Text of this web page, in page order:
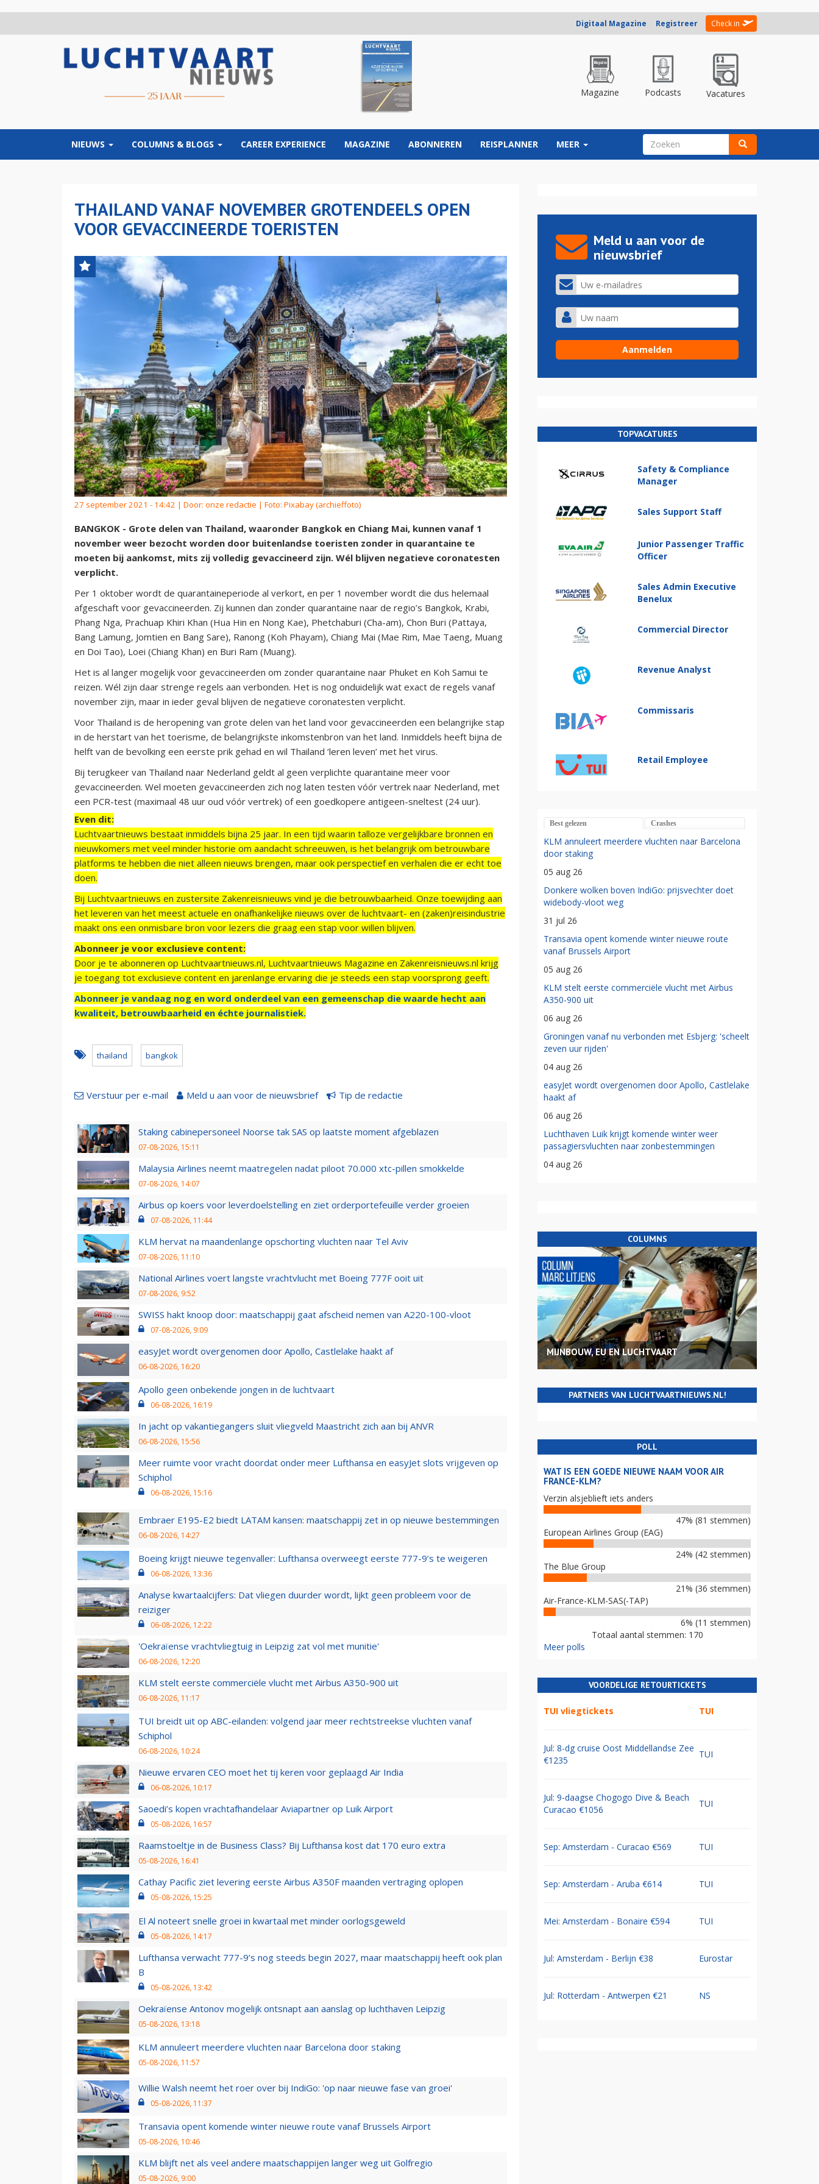
Digitaal Magazine Registreer Check in
Magazine Podcasts Vacatures
NIEUWS COLUMNS & BLOGS CAREER EXPERIENCE MAGAZINE ABONNEREN REISPLANNER MEER ZOEKVELD
THAILAND VANAF NOVEMBER GROTENDEELS OPEN
VOOR GEVACCINEERDE TOERISTEN
27 september 2021 - 14:42 | Door: onze redactie | Foto: Pixabay (archieffoto)
BANGKOK - Grote delen van Thailand, waaronder Bangkok en Chiang Mai, kunnen vanaf 1
november weer bezocht worden door buitenlandse toeristen zonder in quarantaine te
moeten bij aankomst, mits zij volledig gevaccineerd zijn. Wél blijven negatieve coronatesten
verplicht.
Per 1 oktober wordt de quarantaineperiode al verkort, en per 1 november wordt die dus helemaal
afgeschaft voor gevaccineerden. Zij kunnen dan zonder quarantaine naar de regio’s Bangkok, Krabi,
Phang Nga, Prachuap Khiri Khan (Hua Hin en Nong Kae), Phetchaburi (Cha-am), Chon Buri (Pattaya,
Bang Lamung, Jomtien en Bang Sare), Ranong (Koh Phayam), Chiang Mai (Mae Rim, Mae Taeng, Muang
en Doi Tao), Loei (Chiang Khan) en Buri Ram (Muang).
Het is al langer mogelijk voor gevaccineerden om zonder quarantaine naar Phuket en Koh Samui te
reizen. Wél zijn daar strenge regels aan verbonden. Het is nog onduidelijk wat exact de regels vanaf
november zijn, maar in ieder geval blijven de negatieve coronatesten verplicht.
Voor Thailand is de heropening van grote delen van het land voor gevaccineerden een belangrijke stap
in de herstart van het toerisme, de belangrijkste inkomstenbron van het land. Inmiddels heeft bijna de
helft van de bevolking een eerste prik gehad en wil Thailand ‘leren leven’ met het virus.
Bij terugkeer van Thailand naar Nederland geldt al geen verplichte quarantaine meer voor
gevaccineerden. Wel moeten gevaccineerden zich nog laten testen vóór vertrek naar Nederland, met
een PCR-test (maximaal 48 uur oud vóór vertrek) of een goedkopere antigeen-sneltest (24 uur).
Even dit:
Luchtvaartnieuws bestaat inmiddels bijna 25 jaar. In een tijd waarin talloze vergelijkbare bronnen en
nieuwkomers met veel minder historie om aandacht schreeuwen, is het belangrijk om betrouwbare
platforms te hebben die niet alleen nieuws brengen, maar ook perspectief en verhalen die er echt toe
doen.
Bij Luchtvaartnieuws en zustersite Zakenreisnieuws vind je die betrouwbaarheid. Onze toewijding aan
het leveren van het meest actuele en onafhankelijke nieuws over de luchtvaart- en (zaken)reisindustrie
maakt ons een onmisbare bron voor lezers die graag een stap voor willen blijven.
Abonneer je voor exclusieve content:
Door je te abonneren op Luchtvaartnieuws.nl, Luchtvaartnieuws Magazine en Zakenreisnieuws.nl krijg
je toegang tot exclusieve content en jarenlange ervaring die je steeds een stap voorsprong geeft.
Abonneer je vandaag nog en word onderdeel van een gemeenschap die waarde hecht aan
kwaliteit, betrouwbaarheid en échte journalistiek.
thailand bangkok
Verstuur per e-mail Meld u aan voor de nieuwsbrief Tip de redactie
Staking cabinepersoneel Noorse tak SAS op laatste moment afgeblazen
07-08-2026, 15:11
Malaysia Airlines neemt maatregelen nadat piloot 70.000 xtc-pillen smokkelde
07-08-2026, 14:07
Airbus op koers voor leverdoelstelling en ziet orderportefeuille verder groeien
07-08-2026, 11:44
KLM hervat na maandenlange opschorting vluchten naar Tel Aviv
07-08-2026, 11:10
National Airlines voert langste vrachtvlucht met Boeing 777F ooit uit
07-08-2026, 9:52
SWISS hakt knoop door: maatschappij gaat afscheid nemen van A220-100-vloot
07-08-2026, 9:09
easyJet wordt overgenomen door Apollo, Castlelake haakt af
06-08-2026, 16:20
Apollo geen onbekende jongen in de luchtvaart
06-08-2026, 16:19
In jacht op vakantiegangers sluit vliegveld Maastricht zich aan bij ANVR
06-08-2026, 15:56
Meer ruimte voor vracht doordat onder meer Lufthansa en easyJet slots vrijgeven op
Schiphol
06-08-2026, 15:16
Embraer E195-E2 biedt LATAM kansen: maatschappij zet in op nieuwe bestemmingen
06-08-2026, 14:27
Boeing krijgt nieuwe tegenvaller: Lufthansa overweegt eerste 777-9’s te weigeren
06-08-2026, 13:36
Analyse kwartaalcijfers: Dat vliegen duurder wordt, lijkt geen probleem voor de
reiziger
06-08-2026, 12:22
'Oekraïense vrachtvliegtuig in Leipzig zat vol met munitie'
06-08-2026, 12:20
KLM stelt eerste commerciële vlucht met Airbus A350-900 uit
06-08-2026, 11:17
TUI breidt uit op ABC-eilanden: volgend jaar meer rechtstreekse vluchten vanaf
Schiphol
06-08-2026, 10:24
Nieuwe ervaren CEO moet het tij keren voor geplaagd Air India
06-08-2026, 10:17
Saoedi’s kopen vrachtafhandelaar Aviapartner op Luik Airport
05-08-2026, 16:57
Raamstoeltje in de Business Class? Bij Lufthansa kost dat 170 euro extra
05-08-2026, 16:41
Cathay Pacific ziet levering eerste Airbus A350F maanden vertraging oplopen
05-08-2026, 15:25
El Al noteert snelle groei in kwartaal met minder oorlogsgeweld
05-08-2026, 14:17
Lufthansa verwacht 777-9’s nog steeds begin 2027, maar maatschappij heeft ook plan
B
05-08-2026, 13:42
Oekraïense Antonov mogelijk ontsnapt aan aanslag op luchthaven Leipzig
05-08-2026, 13:18
KLM annuleert meerdere vluchten naar Barcelona door staking
05-08-2026, 11:57
Willie Walsh neemt het roer over bij IndiGo: 'op naar nieuwe fase van groei'
05-08-2026, 11:37
Transavia opent komende winter nieuwe route vanaf Brussels Airport
05-08-2026, 10:46
KLM blijft net als veel andere maatschappijen langer weg uit Golfregio
05-08-2026, 9:00
Meld u aan voor de
nieuwsbrief
TOPVACATURES
Safety & Compliance
Manager
Sales Support Staff
Junior Passenger Traffic
Officer
Sales Admin Executive
Benelux
Commercial Director
Revenue Analyst
Commissaris
Retail Employee
Best gelezen Crashes
KLM annuleert meerdere vluchten naar Barcelona
door staking
05 aug 26
Donkere wolken boven IndiGo: prijsvechter doet
widebody-vloot weg
31 jul 26
Transavia opent komende winter nieuwe route
vanaf Brussels Airport
05 aug 26
KLM stelt eerste commerciële vlucht met Airbus
A350-900 uit
06 aug 26
Groningen vanaf nu verbonden met Esbjerg: 'scheelt
zeven uur rijden'
04 aug 26
easyJet wordt overgenomen door Apollo, Castlelake
haakt af
06 aug 26
Luchthaven Luik krijgt komende winter weer
passagiersvluchten naar zonbestemmingen
04 aug 26
COLUMNS
MIJNBOUW, EU EN LUCHTVAART
PARTNERS VAN LUCHTVAARTNIEUWS.NL!
POLL
WAT IS EEN GOEDE NIEUWE NAAM VOOR AIR
FRANCE-KLM?
Verzin alsjeblieft iets anders
47% (81 stemmen)
European Airlines Group (EAG)
24% (42 stemmen)
The Blue Group
21% (36 stemmen)
Air-France-KLM-SAS(-TAP)
6% (11 stemmen)
Totaal aantal stemmen: 170
Meer polls
VOORDELIGE RETOURTICKETS
TUI vliegtickets TUI
Jul: 8-dg cruise Oost Middellandse Zee
€1235
TUI
Jul: 9-daagse Chogogo Dive & Beach
Curacao €1056
TUI
Sep: Amsterdam - Curacao €569 TUI
Sep: Amsterdam - Aruba €614 TUI
Mei: Amsterdam - Bonaire €594 TUI
Jul: Amsterdam - Berlijn €38 Eurostar
Jul: Rotterdam - Antwerpen €21 NS